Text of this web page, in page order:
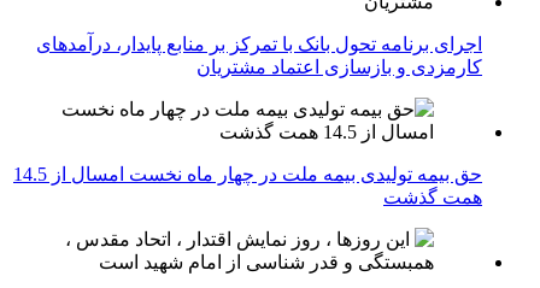
اجرای برنامه تحول بانک با تمرکز بر منابع پایدار، درآمدهای
کارمزدی و بازسازی اعتماد مشتریان
حق بیمه تولیدی بیمه ملت در چهار ماه نخست امسال از 14.5
همت گذشت